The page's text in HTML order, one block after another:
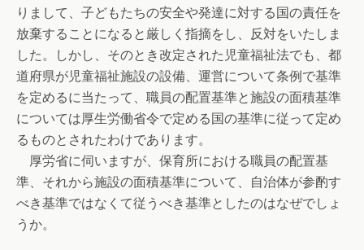
りまして、子どもたちの安全や発達に対する国の責任を
放棄することになると厳しく指摘をし、反対をいたしま
した。しかし、そのとき改定された児童福祉法でも、都
道府県が児童福祉施設の設備、運営について条例で基準
を定めるに当たって、職員の配置基準と施設の面積基準
については厚生労働省令で定める国の基準に従って定め
るものとされたわけであります。
厚労省に伺いますが、保育所における職員の配置基
準、それから施設の面積基準について、自治体が参酌す
べき基準ではなくて従うべき基準としたのはなぜでしょ
うか。